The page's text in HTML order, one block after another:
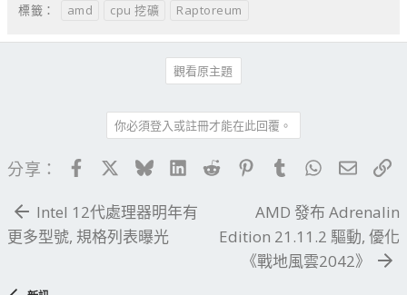
標籤： amd cpu 挖礦 Raptoreum
觀看原主題
你必須登入或註冊才能在此回覆。
分享： FacebookBlueskyLinkedIn
Reddit PinterestTumblrWhatsApp
電子
Intel 12代處理器明年有
更多型號, 規格列表曝光
AMD 發布 Adrenalin
Edition 21.11.2 驅動, 優化
《戰地風雲2042》